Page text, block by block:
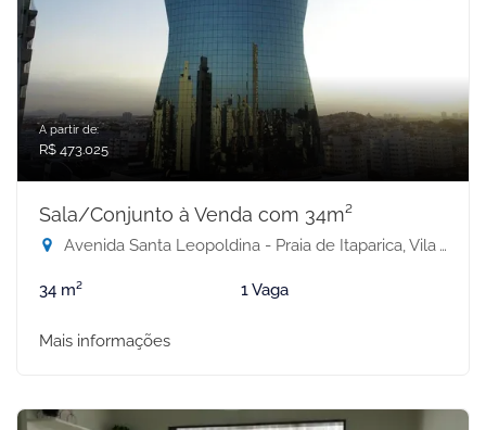
A partir de:
R$ 473.025
Sala/Conjunto à Venda com 34m²
Avenida Santa Leopoldina - Praia de Itaparica, Vila Velha-ES
34 m² 1 Vaga
Mais informações